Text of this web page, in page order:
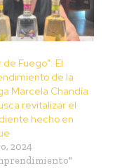
de Fuego”: El
de la
Marcela Chandía
revitalizar el
hecho en
2024